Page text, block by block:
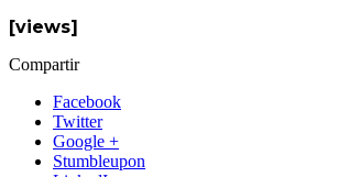
[views]
Compartir
Facebook
Twitter
Google +
Stumbleupon